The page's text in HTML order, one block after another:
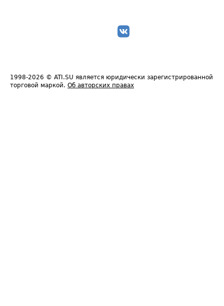
1998-2026 © ATI.SU является юридически зарегистрированной
торговой маркой. Об авторских правах